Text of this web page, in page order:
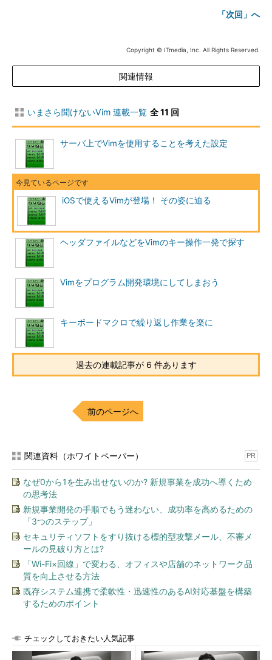
「次回」へ
Copyright © ITmedia, Inc. All Rights Reserved.
関連情報
いまさら聞けないVim 連載一覧 全 11 回
サーバ上でVimを使用することを考えた設定
iOSで使えるVimが登場！ その姿に迫る
ヘッダファイルなどをVimのキー操作一発で探す
Vimをプログラム開発環境にしてしまおう
キーボードマクロで繰り返し作業を楽に
過去の連載記事が 6 件あります
前のページへ
関連資料（ホワイトペーパー） PR
なぜ0から1を生み出せないのか? 新規事業を成功へ導くため
の思考法
新規事業開発の手順でもう迷わない、成功率を高めるための
「3つのステップ」
セキュリティソフトをすり抜ける標的型攻撃メール、不審メ
ールの見破り方とは?
「Wi-Fi×回線」で変わる、オフィスや店舗のネットワーク品
質を向上させる方法
既存システム連携で柔軟性・迅速性のあるAI対応基盤を構築
するためのポイント
チェックしておきたい人気記事